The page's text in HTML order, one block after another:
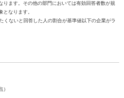
ります。その他の部門においては有効回答者数が規
となります。
ないと回答した人の割合が基準値以下の企業がラ
）